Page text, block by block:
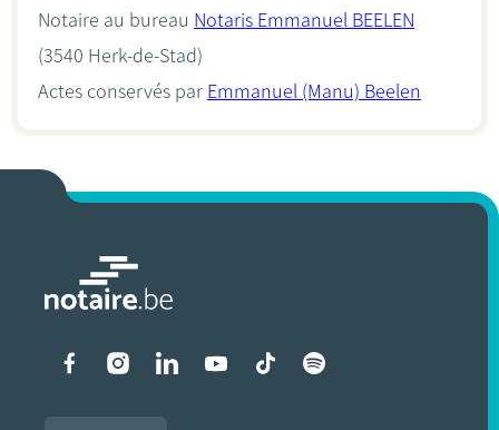
Notaire au bureau Notaris Emmanuel BEELEN
(3540 Herk-de-Stad)
Actes conservés par Emmanuel (Manu) Beelen
Liens vers les réseaux